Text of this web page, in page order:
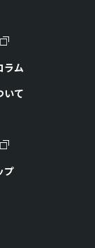
ラム
いて
プ